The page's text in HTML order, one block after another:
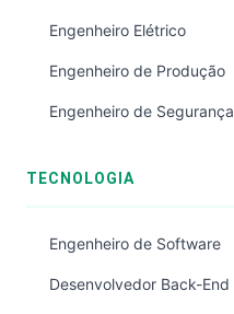
Engenheiro Elétrico
Engenheiro de Produção
Engenheiro de Segurança
TECNOLOGIA
Engenheiro de Software
Desenvolvedor Back-End